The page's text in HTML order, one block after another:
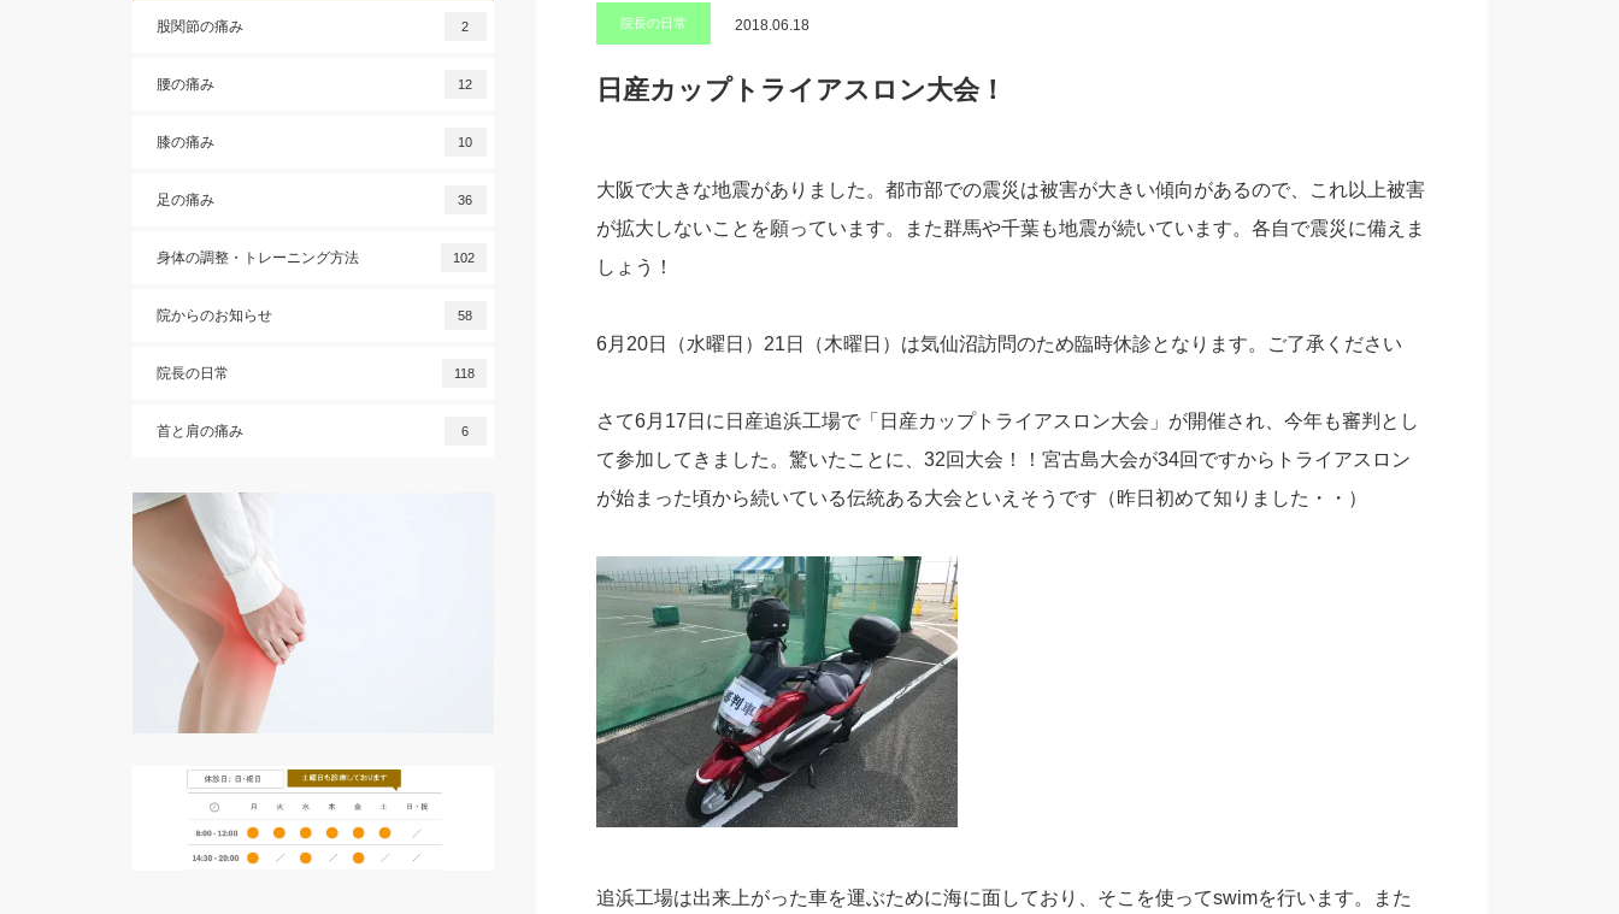
院長の日常 2018.06.18
日産カップトライアスロン大会！
大阪で大きな地震がありました。都市部での震災は被害が大きい傾向があるので、これ以上被害
が拡大しないことを願っています。また群馬や千葉も地震が続いています。各自で震災に備えま
しょう！
6月20日（水曜日）21日（木曜日）は気仙沼訪問のため臨時休診となります。ご了承ください
さて6月17日に日産追浜工場で「日産カップトライアスロン大会」が開催され、今年も審判とし
て参加してきました。驚いたことに、32回大会！！宮古島大会が34回ですからトライアスロン
が始まった頃から続いている伝統ある大会といえそうです（昨日初めて知りました・・）
追浜工場は出来上がった車を運ぶために海に面しており、そこを使ってswimを行います。また
股関節の痛み 2
腰の痛み 12
膝の痛み 10
足の痛み 36
身体の調整・トレーニング方法 102
院からのお知らせ 58
院長の日常 118
首と肩の痛み 6